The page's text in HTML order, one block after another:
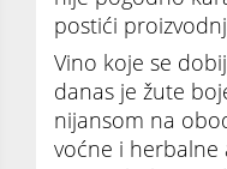
postići
Vino koje se
danas je žute
nijansom na
voćne i herbalne